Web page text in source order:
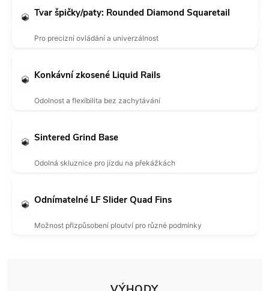
Tvar špičky/paty: Rounded Diamond Squaretail
Pro precizní ovládání a univerzálnost
Konkávní zkosené Liquid Rails
Odolnost a flexibilita bez zachytávání
Sintered Grind Base
Odolná skluznice pro jízdu na překážkách
Odnímatelné LF Slider Quad Fins
Možnost přizpůsobení ploutví pro různé podmínky